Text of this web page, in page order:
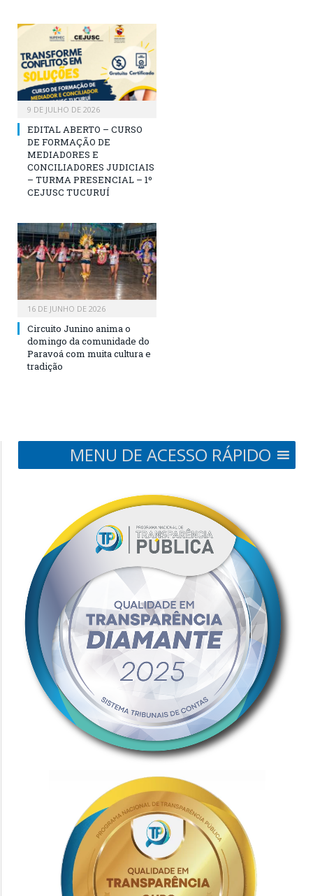
9 DE JULHO DE 2026
EDITAL ABERTO – CURSO
DE FORMAÇÃO DE
MEDIADORES E
CONCILIADORES JUDICIAIS
– TURMA PRESENCIAL – 1º
CEJUSC TUCURUÍ
16 DE JUNHO DE 2026
Circuito Junino anima o
domingo da comunidade do
Paravoá com muita cultura e
tradição
MENU DE ACESSO RÁPIDO